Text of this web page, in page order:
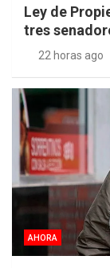
Ley de
tres
22 horas ago
AHORA